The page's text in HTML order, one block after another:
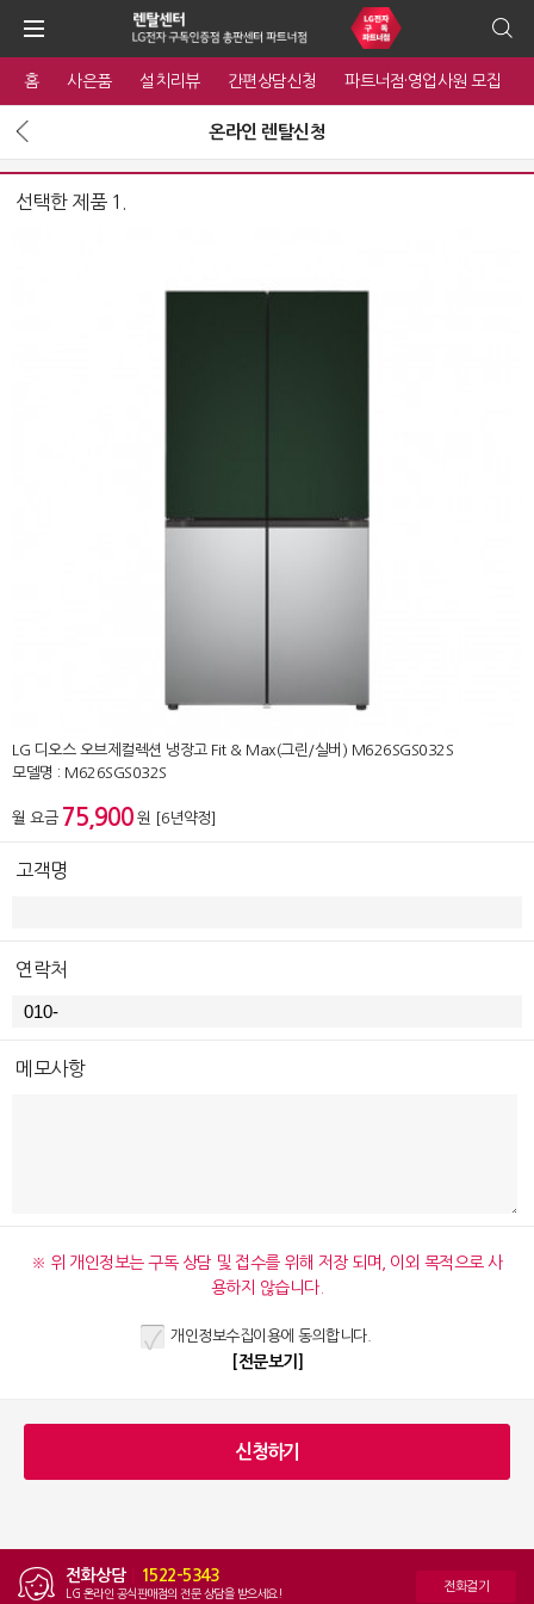
홈 사은품 설치리뷰 간편상담신청 파트너점·영업사원 모집
온라인 렌탈신청
선택한 제품 1.
LG 디오스 오브제컬렉션 냉장고 Fit & Max(그린/실버) M626SGS032S
모델명 : M626SGS032S
월 요금 75,900 원 [6년약정]
고객명
연락처
메모사항
※ 위 개인정보는 구독 상담 및 접수를 위해 저장 되며, 이외 목적으로 사
용하지 않습니다.
개인정보수집이용에 동의합니다.
[전문보기]
전화상담 1522-5343
LG 온라인 공식판매점의 전문 상담을 받으세요! 전화걸기